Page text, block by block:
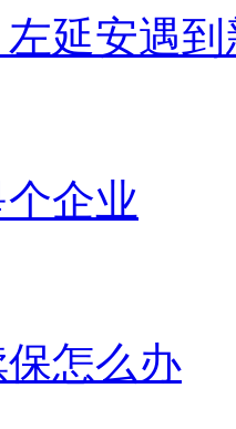
延安遇
企业
怎么办